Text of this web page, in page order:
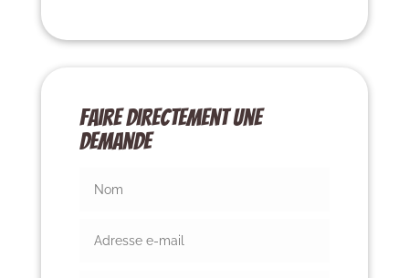
Faire directement une
demande